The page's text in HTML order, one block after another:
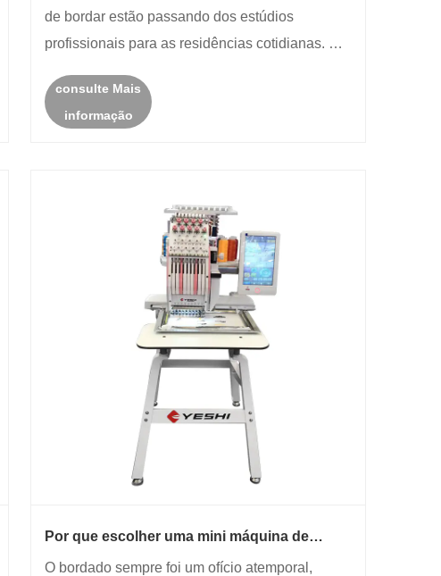
de bordar estão passando dos estúdios
profissionais para as residências cotidianas. No
manutenção, solução de problemas e
armazenamento aparecem frequentemente em
consulte Mais
informação
Por que escolher uma mini máquina de
O bordado sempre foi um ofício atemporal,